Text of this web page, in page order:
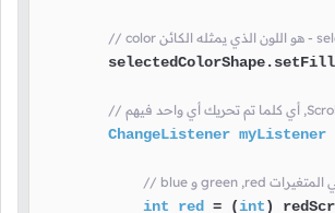
ChangeListener myListener
int red = (int)